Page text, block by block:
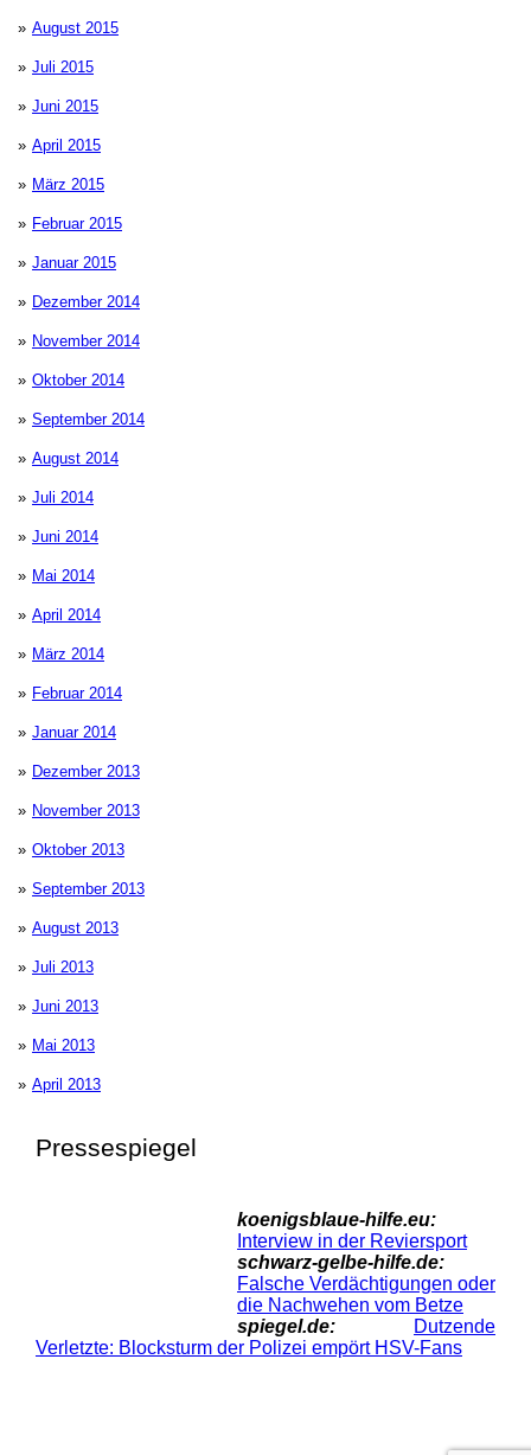
August 2015
Juli 2015
Juni 2015
April 2015
März 2015
Februar 2015
Januar 2015
Dezember 2014
November 2014
Oktober 2014
September 2014
August 2014
Juli 2014
Juni 2014
Mai 2014
April 2014
März 2014
Februar 2014
Januar 2014
Dezember 2013
November 2013
Oktober 2013
September 2013
August 2013
Juli 2013
Juni 2013
Mai 2013
April 2013
Pressespiegel
koenigsblaue-hilfe.eu:
Interview in der Reviersport
schwarz-gelbe-hilfe.de:
Falsche Verdächtigungen oder
die Nachwehen vom Betze
spiegel.de:
Dutzende
Verletzte: Blocksturm der Polizei empört HSV-Fans